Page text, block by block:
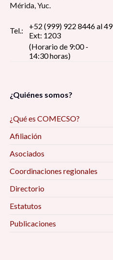
Mérida, Yuc.
Tel.:
+52 (999) 922 8446 al 49
Ext: 1203
(Horario de 9:00 -
14:30 horas)
¿Quiénes somos?
¿Qué es COMECSO?
Afiliación
Asociados
Coordinaciones regionales
Directorio
Estatutos
Publicaciones